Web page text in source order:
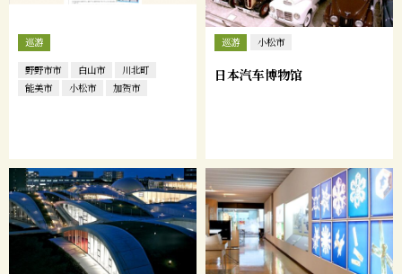
巡游
野野市市 白山市
川北町
能美市
小松市 加贺市
巡游 小松市
日本汽车博物馆